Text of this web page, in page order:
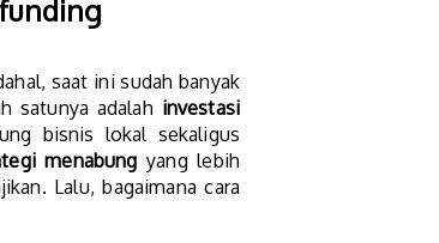
saat ini sudah banyak
satunya adalah investasi
bisnis lokal sekaligus
menabung yang lebih
Lalu, bagaimana cara